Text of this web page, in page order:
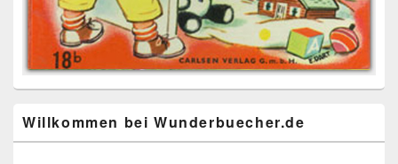
Willkommen bei Wunderbuecher.de